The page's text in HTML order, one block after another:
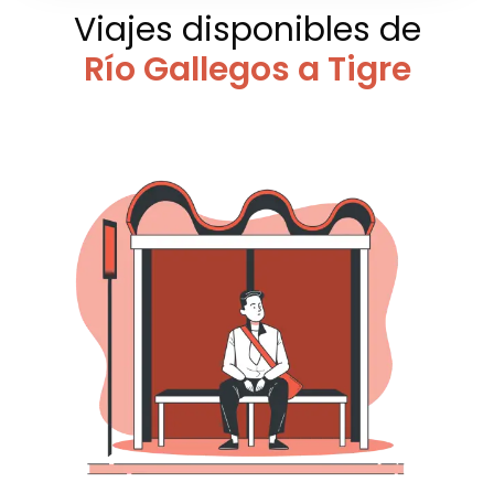
Viajes disponibles de
Río Gallegos a Tigre